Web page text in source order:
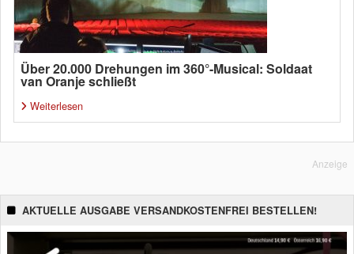
Über 20.000 Drehungen im 360°-Musical: Soldaat
van Oranje schließt
Weiterlesen
Anzeige
AKTUELLE AUSGABE VERSANDKOSTENFREI BESTELLEN!